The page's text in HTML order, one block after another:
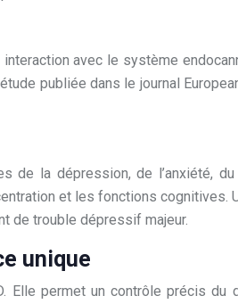
avec le système
publiée dans le journal
la dépression, de l’anxiété,
et les fonctions cognitives.
de trouble dépressif majeur.
unique
permet un contrôle précis